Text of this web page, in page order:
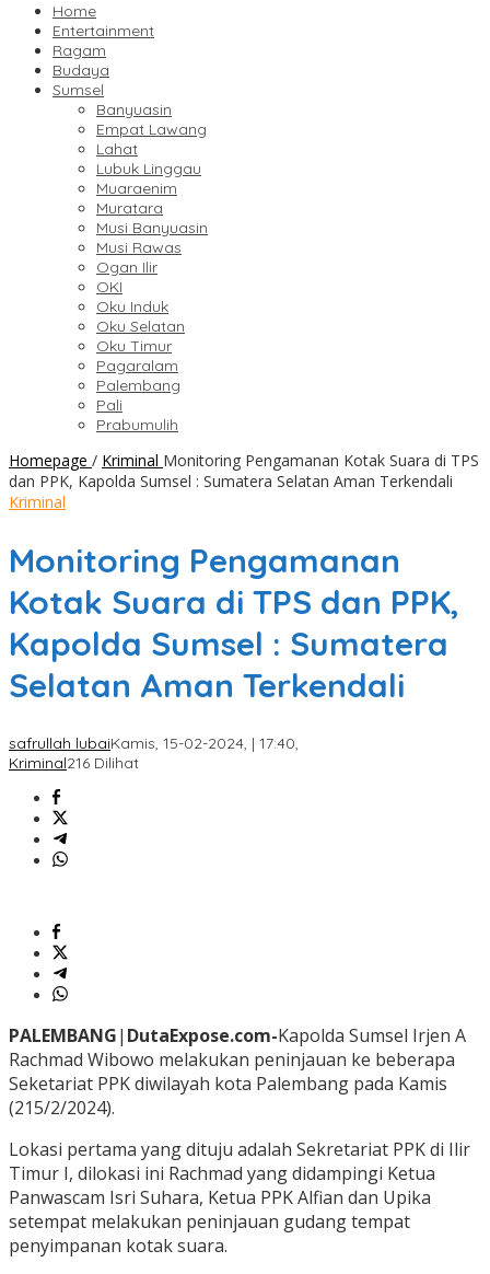
Home
Entertainment
Ragam
Budaya
Sumsel
Banyuasin
Empat Lawang
Lahat
Lubuk Linggau
Muaraenim
Muratara
Musi Banyuasin
Musi Rawas
Ogan Ilir
OKI
Oku Induk
Oku Selatan
Oku Timur
Pagaralam
Palembang
Pali
Prabumulih
Homepage / Kriminal Monitoring Pengamanan Kotak Suara di TPS
dan PPK, Kapolda Sumsel : Sumatera Selatan Aman Terkendali
Kriminal
Monitoring Pengamanan
Kotak Suara di TPS dan PPK,
Kapolda Sumsel : Sumatera
Selatan Aman Terkendali
safrullah lubaiKamis, 15-02-2024, | 17:40,
Kriminal216 Dilihat
PALEMBANG| DutaExpose.com-Kapolda Sumsel Irjen A
Rachmad Wibowo melakukan peninjauan ke beberapa
Seketariat PPK diwilayah kota Palembang pada Kamis
(215/2/2024).
Lokasi pertama yang dituju adalah Sekretariat PPK di Ilir
Timur I, dilokasi ini Rachmad yang didampingi Ketua
Panwascam Isri Suhara, Ketua PPK Alfian dan Upika
setempat melakukan peninjauan gudang tempat
penyimpanan kotak suara.